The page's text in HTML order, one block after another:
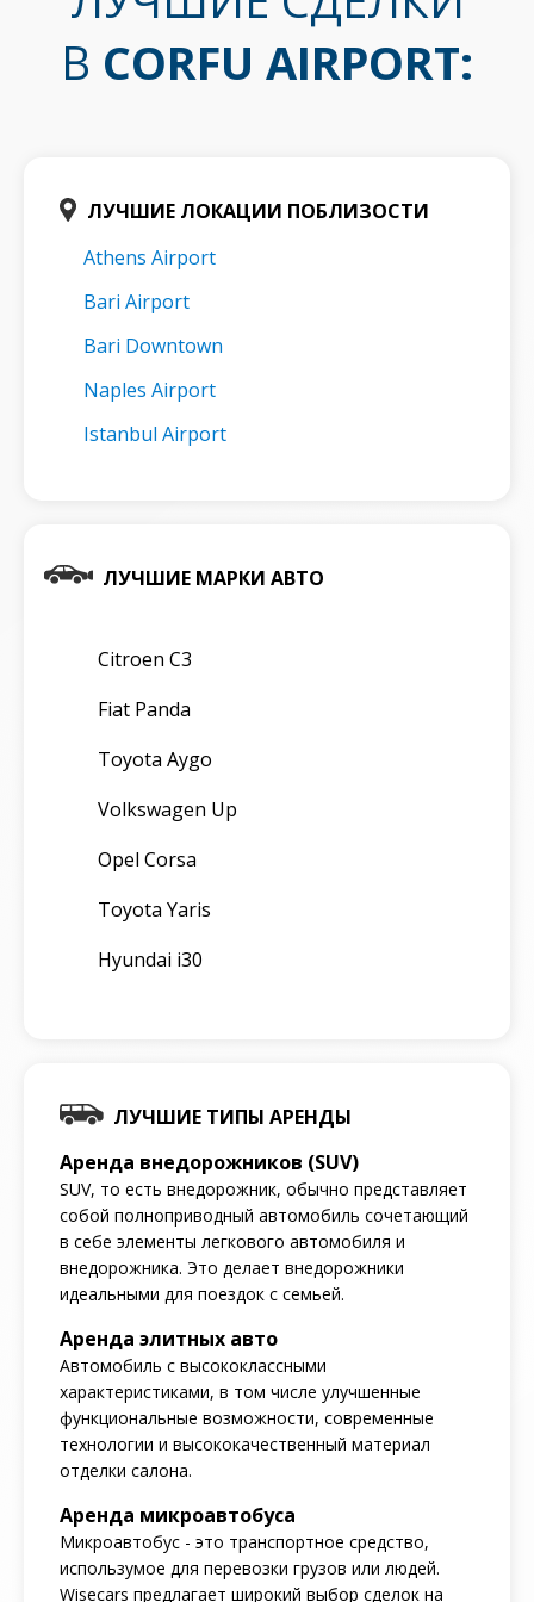
В CORFU AIRPORT:
ЛУЧШИЕ ЛОКАЦИИ ПОБЛИЗОСТИ
Athens Airport
Bari Airport
Bari Downtown
Naples Airport
Istanbul Airport
ЛУЧШИЕ МАРКИ АВТО
Citroen C3
Fiat Panda
Toyota Aygo
Volkswagen Up
Opel Corsa
Toyota Yaris
Hyundai i30
ЛУЧШИЕ ТИПЫ АРЕНДЫ
Аренда внедорожников (SUV)
SUV, то есть внедорожник, обычно представляет
собой полноприводный автомобиль сочетающий
в себе элементы легкового автомобиля и
внедорожника. Это делает внедорожники
идеальными для поездок с семьей.
Аренда элитных авто
Автомобиль с высококлассными
характеристиками, в том числе улучшенные
функциональные возможности, современные
технологии и высококачественный материал
отделки салона.
Аренда микроавтобуса
Микроавтобус - это транспортное средство,
использумое для перевозки грузов или людей.
Wisecars предлагает широкий выбор сделок на